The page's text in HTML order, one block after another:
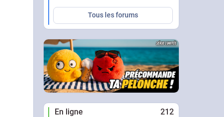
Tous les forums
En ligne 212